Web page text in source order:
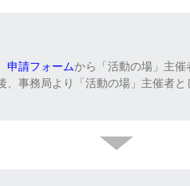
申請フォームから「活動の場」主
、事務局より「活動の場」主催者